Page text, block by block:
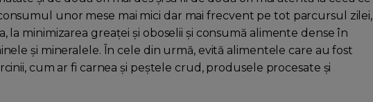
unor mese mai mici dar mai frecvent pe tot parcursul zilei,
la minimizarea greaței și oboselii și consumă alimente dense în
și mineralele. În cele din urmă, evită alimentele care au fost
cum ar fi carnea și peștele crud, produsele procesate și